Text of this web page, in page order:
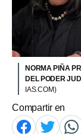
NORMA PIÑA
DEL PODER
IAS.COM)
Compartir en